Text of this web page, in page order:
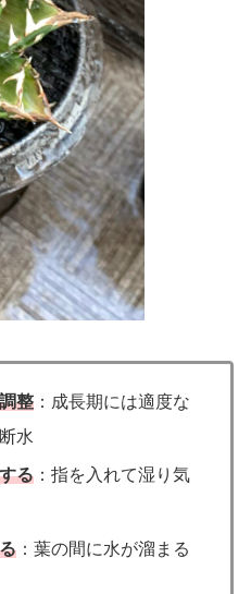
整 ：成長期には適度な
水
る ：指を入れて湿り気
：葉の間に水が溜まる